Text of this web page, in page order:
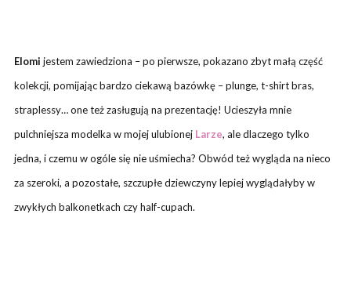
Elomi jestem zawiedziona – po pierwsze, pokazano zbyt małą część
kolekcji, pomijając bardzo ciekawą bazówkę – plunge, t-shirt bras,
straplessy… one też zasługują na prezentację! Ucieszyła mnie
pulchniejsza modelka w mojej ulubionej Larze, ale dlaczego tylko
jedna, i czemu w ogóle się nie uśmiecha? Obwód też wygląda na nieco
za szeroki, a pozostałe, szczupłe dziewczyny lepiej wyglądałyby w
zwykłych balkonetkach czy half-cupach.